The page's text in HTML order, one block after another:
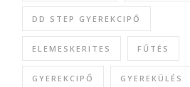
DD STEP GYEREKCIPŐ
ELEMESKERITES FŰTÉS
GYEREKCIPŐ GYEREKÜLÉS